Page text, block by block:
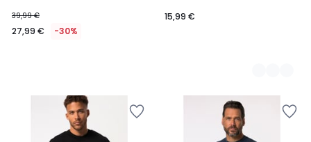
39,99 €
27,99 € -30%
15,99 €